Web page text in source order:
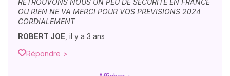
RETROUVONS NOUS UN PEU DE SECURITE EN FRANCE
OU RIEN NE VA MERCI POUR VOS PREVISIONS 2024
CORDIALEMENT
ROBERT JOE, il y a 3 ans
Répondre >